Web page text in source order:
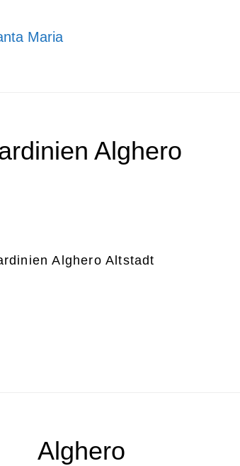
Maria
Alghero
Alghero Altstadt
Alghero